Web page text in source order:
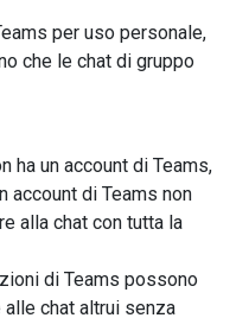
per uso personale,
che le chat di gruppo
ha un account di Teams,
account di Teams non
alla chat con tutta la
di Teams possono
chat altrui senza